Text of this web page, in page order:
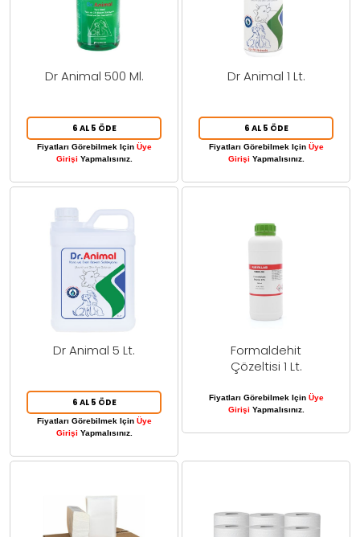
Dr Animal 500 Ml.
6 AL 5 ÖDE
Fiyatları Görebilmek Için Üye
Girişi Yapmalısınız.
Dr Animal 1 Lt.
6 AL 5 ÖDE
Fiyatları Görebilmek Için Üye
Girişi Yapmalısınız.
Dr Animal 5 Lt.
6 AL 5 ÖDE
Fiyatları Görebilmek Için Üye
Girişi Yapmalısınız.
Formaldehit
Çözeltisi 1 Lt.
Fiyatları Görebilmek Için Üye
Girişi Yapmalısınız.